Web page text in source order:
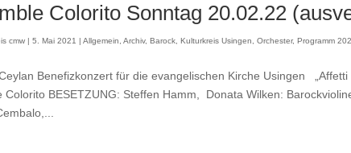
Colorito Sonntag 20.02.22
cmw |5. Mai 2021 |Allgemein ,Archiv,Barock ,Kulturkreis Usingen ,Orchester,Programm
Benefizkonzert für die evangelischen Kirche Usingen
Colorito BESETZUNG: Steffen Hamm, Donata Wilken: